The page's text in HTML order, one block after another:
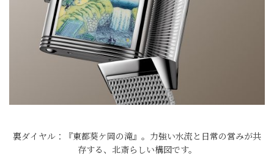
裏ダイヤル：『東都葵ケ岡の滝』。力強い水流と日常の営みが共
存する、北斎らしい構図です。